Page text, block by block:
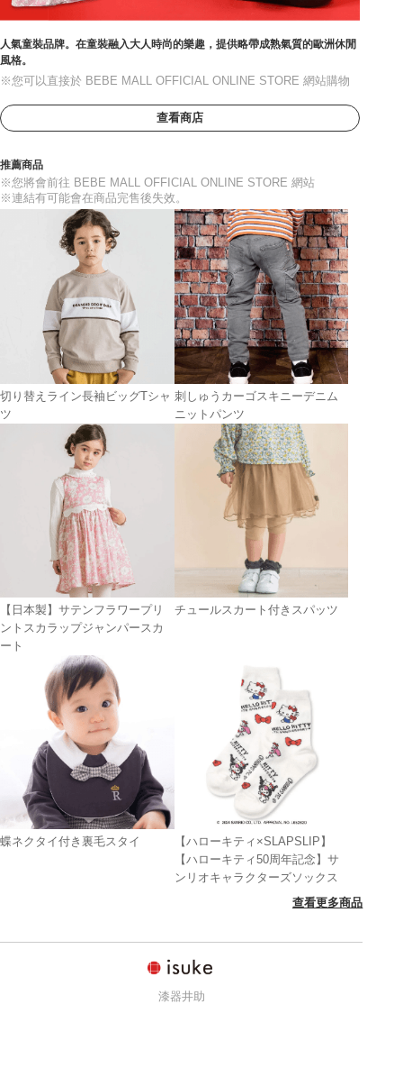
人氣童裝品牌。在童裝融入大人時尚的樂趣，提供略帶成熟氣質的歐洲休閒
風格。
※您可以直接於 BEBE MALL OFFICIAL ONLINE STORE 網站購物
查看商店
推薦商品
※您將會前往 BEBE MALL OFFICIAL ONLINE STORE 網站
※連結有可能會在商品完售後失效。
切り替えライン長袖ビッグTシャ
ツ
刺しゅうカーゴスキニーデニム
ニットパンツ
【日本製】サテンフラワープリ
ントスカラップジャンパースカ
ート
チュールスカート付きスパッツ
蝶ネクタイ付き裏毛スタイ
【ハローキティ×SLAPSLIP】
【ハローキティ50周年記念】サ
ンリオキャラクターズソックス
查看更多商品
漆器井助